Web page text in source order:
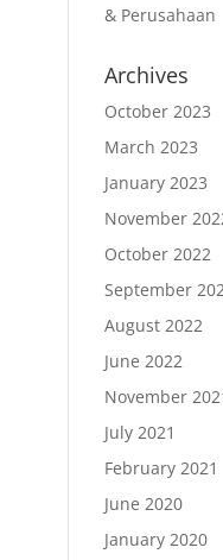
& Perusahaan
Archives
October 2023
March 2023
January 2023
November
October 2022
September
August 2022
June 2022
November
July 2021
February 2021
June 2020
January 2020